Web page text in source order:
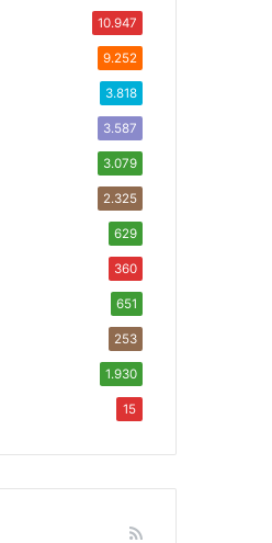
10.947
9.252
3.818
3.587
3.079
2.325
629
360
651
253
1.930
15